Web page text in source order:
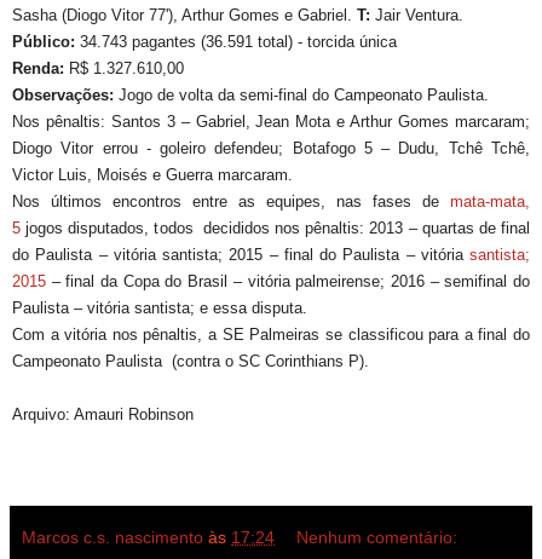
Sasha (Diogo Vitor 77'), Arthur Gomes e Gabriel . T: Jair Ventura.
Público: 34.743 pagantes (36.591 total) - torcida única
Renda: R$ 1.327.610,00
Observações: Jogo de volta da semi-final do Campeonato Paulista.
Nos pênaltis: Santos 3 – Gabriel, Jean Mota e Arthur Gomes marcaram;
Diogo Vitor errou - goleiro defendeu; Botafogo 5 – Dudu, Tchê Tchê,
Victor Luis, Moisés e Guerra marcaram.
Nos últimos encontros entre as equipes, nas fases de mata-mata,
5 jogos disputados, todos decididos nos pênaltis: 2013 – quartas de final
do Paulista – vitória santista; 2015 – final do Paulista – vitória santista;
2015 – final da Copa do Brasil – vitória palmeirense; 2016 – semifinal do
Paulista – vitória santista; e essa disputa.
Com a vitória nos pênaltis, a SE Palmeiras se classificou para a final do
Campeonato Paulista (contra o SC Corinthians P).
Arquivo: Amauri Robinson
Marcos c.s. nascimento às 17:24 Nenhum comentário: